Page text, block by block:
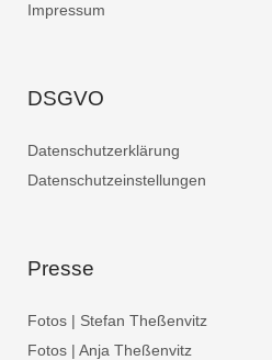
Impressum
DSGVO
Datenschutzerklärung
Datenschutzeinstellungen
Presse
Fotos | Stefan Theßenvitz
Fotos | Anja Theßenvitz